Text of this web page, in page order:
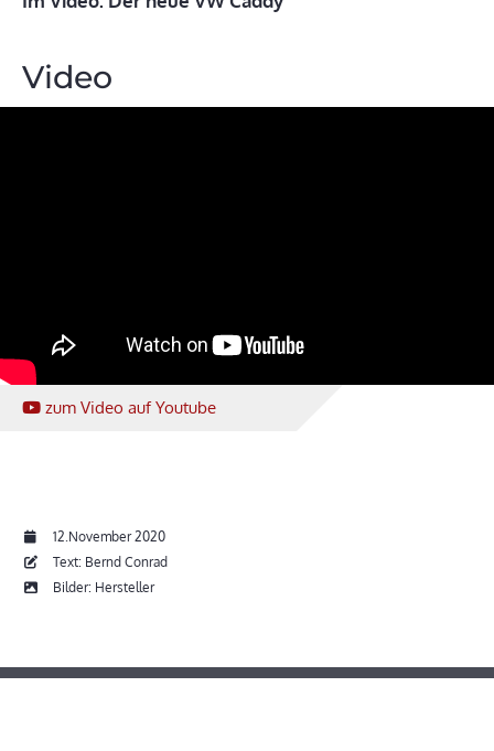
Video
zum Video auf Youtube
12.November 2020
Text: Bernd Conrad
Bilder: Hersteller